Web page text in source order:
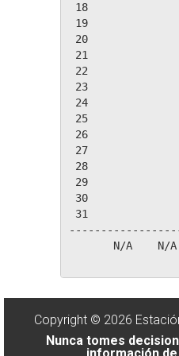
18
19
20
21
22
23
24
25
26
27
28
29
30
31
N/A    N/
Copyright © 2026
Nunca tomes